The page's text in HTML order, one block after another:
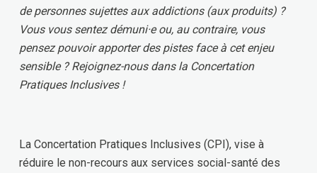
de personnes sujettes aux addictions (aux produits) ?
Vous vous sentez démuni·e ou, au contraire, vous
pensez pouvoir apporter des pistes face à cet enjeu
sensible ? Rejoignez-nous dans la Concertation
Pratiques Inclusives !
La Concertation Pratiques Inclusives (CPI), vise à
réduire le non-recours aux services social-santé des